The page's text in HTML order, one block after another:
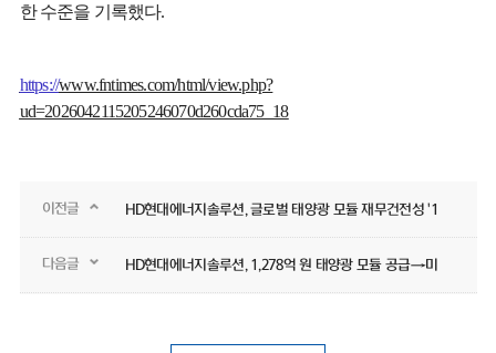
한 수준을 기록했다.
https://www.fntimes.com/html/view.php?
ud=2026042115205246070d260cda75_18
이전글 HD현대에너지솔루션, 글로벌 태양광 모듈 재무건전성 '1위' 평가
다음글 HD현대에너지솔루션, 1,278억 원 태양광 모듈 공급→미국 프로젝트 수주